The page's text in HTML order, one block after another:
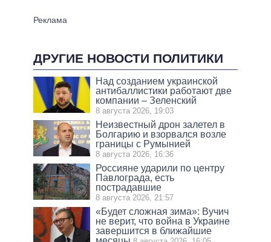
ДРУГИЕ НОВОСТИ ПОЛИТИКИ
Над созданием украинской
антибаллистики работают две
компании – Зеленский
8 августа 2026, 19:03
Неизвестный дрон залетел в
Болгарию и взорвался возле
границы с Румынией
8 августа 2026, 16:36
Россияне ударили по центру
Павлограда, есть
пострадавшие
8 августа 2026, 21:57
«Будет сложная зима»: Вучич
не верит, что война в Украине
завершится в ближайшие